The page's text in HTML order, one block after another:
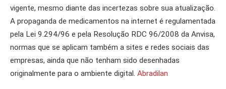
vigente, mesmo diante das incertezas sobre sua atualização.
A propaganda de medicamentos na internet é regulamentada
pela Lei 9.294/96 e pela Resolução RDC 96/2008 da Anvisa,
normas que se aplicam também a sites e redes sociais das
empresas, ainda que não tenham sido desenhadas
originalmente para o ambiente digital. Abradilan